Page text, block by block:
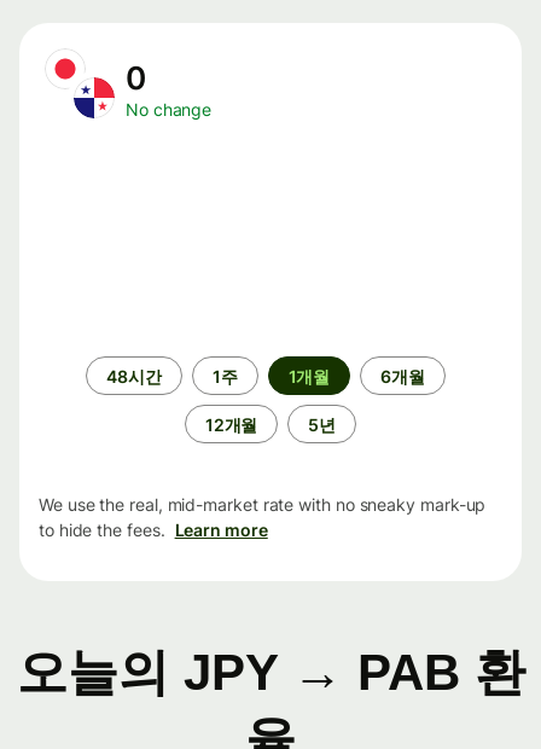
0
No change
48시간 1주 1개월 6개월
12개월 5년
We use the real, mid-market rate with no sneaky mark-up
to hide the fees. Learn more
오늘의 JPY → PAB 환